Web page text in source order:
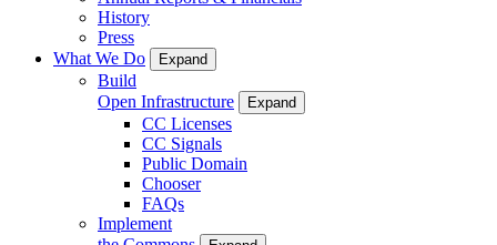
History
Press
What We Do
Expand
Build
Open Infrastructure
Expand
CC Licenses
CC Signals
Public Domain
Chooser
FAQs
Implement